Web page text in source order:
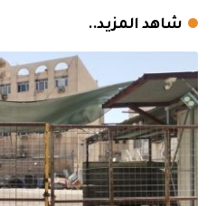
شاهد المزيد..